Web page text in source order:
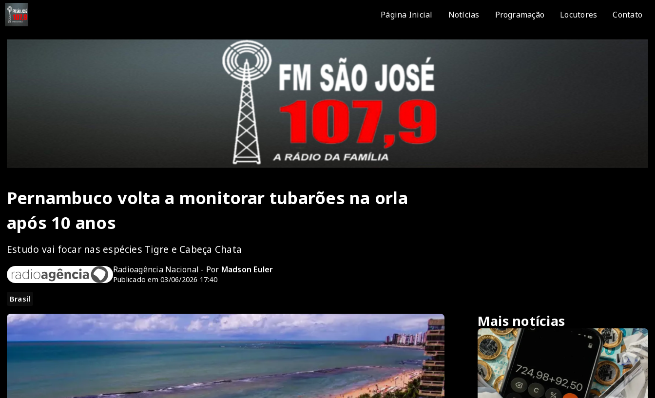
Página Inicial Notícias Programação Locutores Contato
Pernambuco volta a monitorar tubarões na orla
após 10 anos
Estudo vai focar nas espécies Tigre e Cabeça Chata
Radioagência Nacional - Por Madson Euler
Publicado em 03/06/2026 17:40
Brasil
Mais notícias